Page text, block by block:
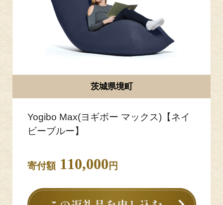
茨城県境町
Yogibo Max(ヨギボー マックス)【ネイ
ビーブルー】
寄付額110,000 円